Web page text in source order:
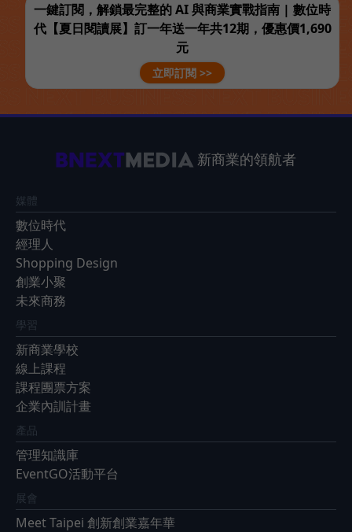
一鍵訂閱，解鎖最完整的 AI 與商業實戰指南 | 數位時
代【夏日閱讀展】訂一年送一年共12期，優惠價1,690
元
立即訂閱 >>
新商業的領航者
媒體
數位時代
經理人
Shopping Design
創業小聚
未來商務
學習
新商業學校
線上課程
課程團票方案
企業內訓計畫
產品
管理知識庫
EventGO活動平台
展會
Meet Taipei 創新創業嘉年華